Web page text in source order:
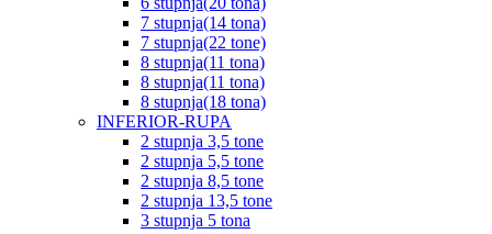
7 stupnja(14 tona)
7 stupnja(22 tone)
8 stupnja(11 tona)
8 stupnja(11 tona)
8 stupnja(18 tona)
INFERIOR-RUPA
2 stupnja 3,5 tone
2 stupnja 5,5 tone
2 stupnja 8,5 tone
2 stupnja 13,5 tone
3 stupnja 5 tona